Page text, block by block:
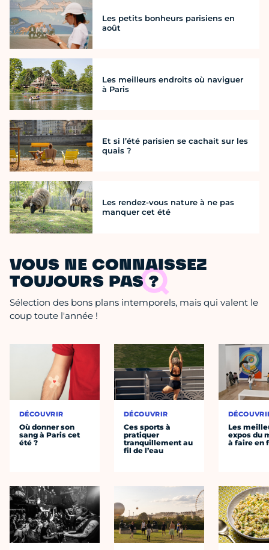
Les petits bonheurs parisiens en
août
Les meilleurs endroits où naviguer
à Paris
Et si l’été parisien se cachait sur les
quais ?
Les rendez-vous nature à ne pas
manquer cet été
VOUS NE CONNAISSEZ
TOUJOURS PAS ?
Sélection des bons plans intemporels, mais qui valent le
coup toute l'année !
DÉCOUVRIR
Où donner son
sang à Paris cet
été ?
DÉCOUVRIR
Ces sports à
pratiquer
tranquillement au
fil de l’eau
Les
expos du
à faire en